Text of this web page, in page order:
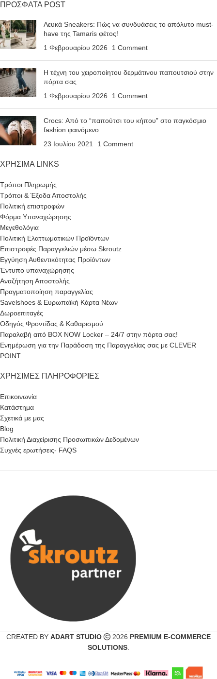
ΠΡΟΣΦΑΤΑ POST
Λευκά Sneakers: Πώς να συνδυάσεις το απόλυτο must-
have της Tamaris φέτος!
1 Φεβρουαρίου 2026
1 Comment
Η τέχνη του χειροποίητου δερμάτινου παπουτσιού στην
πόρτα σας
1 Φεβρουαρίου 2026
1 Comment
Crocs: Από το “παπούτσι του κήπου” στο παγκόσμιο
fashion φαινόμενο
23 Ιουλίου 2021
1 Comment
ΧΡΗΣΙΜΑ LINKS
Τρόποι Πληρωμής
Τρόποι & Έξοδα Αποστολής
Πολιτική επιστροφών
Φόρμα Υπαναχώρησης
Μεγεθολόγια
Πολιτική Ελαττωματικών Προϊόντων
Επιστροφές Παραγγελιών μέσω Skroutz
Εγγύηση Αυθεντικότητας Προϊόντων
Έντυπο υπαναχώρησης
Αναζήτηση Αποστολής
Πραγματοποίηση παραγγελίας
Savelshoes & Ευρωπαϊκή Κάρτα Νέων
Δωροεπιταγές
Οδηγός Φροντίδας & Καθαρισμού
Παραλαβή από BOX NOW Locker – 24/7 στην πόρτα σας!
Ενημέρωση για την Παράδοση της Παραγγελίας σας με CLEVER
POINT
ΧΡΉΣΙΜΕΣ ΠΛΗΡΟΦΟΡΊΕΣ
Επικοινωνία
Κατάστημα
Σχετικά με μας
Blog
Πολιτική Διαχείρισης Προσωπικών Δεδομένων
Συχνές ερωτήσεις- FAQS
CREATED BY ADART STUDIO 2026 PREMIUM E-COMMERCE
SOLUTIONS.